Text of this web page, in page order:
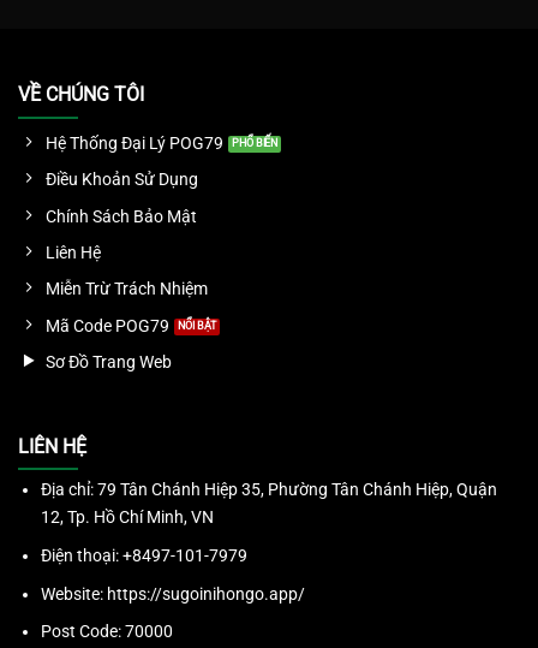
VỀ CHÚNG TÔI
Hệ Thống Đại Lý POG79
Điều Khoản Sử Dụng
Chính Sách Bảo Mật
Liên Hệ
Miễn Trừ Trách Nhiệm
Mã Code POG79
Sơ Đồ Trang Web
LIÊN HỆ
Địa chỉ: 79 Tân Chánh Hiệp 35, Phường Tân Chánh Hiệp, Quận
12, Tp. Hồ Chí Minh, VN
Điện thoại: +8497-101-7979
Website: https://sugoinihongo.app/
Post Code:70000